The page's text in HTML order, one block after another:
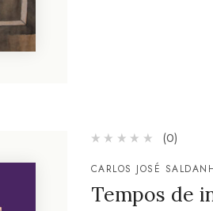
(0)
CARLOS JOSÉ
Tempos de